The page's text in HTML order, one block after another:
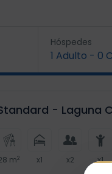
Hóspedes
1 Adulto - 0
- Laguna
m2 x1 x2 x1